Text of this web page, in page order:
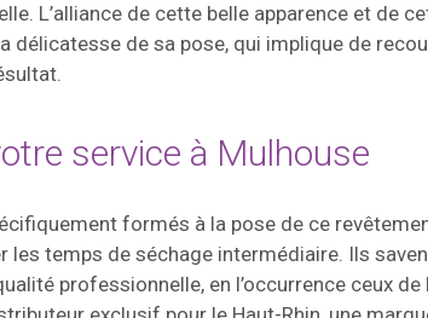
L’alliance de cette belle apparence et de
délicatesse de sa pose, qui implique de
service à Mulhouse
formés à la pose de ce
temps de séchage intermédiaire. Ils
professionnelle, en l’occurrence ceux